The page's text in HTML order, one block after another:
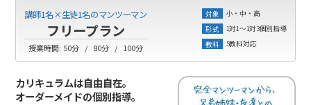
講師1名×生徒1名のマンツーマン
フリープラン
授業時間: 50分 80分 100分
対象
小・中・高
形式
1対1～1対3個別指導
教科
5教科対応
カリキュラムは自由自在。
オーダーメイドの個別指導。